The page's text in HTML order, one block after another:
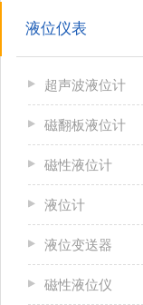
液位仪表
超声波液位计
磁翻板液位计
磁性液位计
液位计
液位变送器
磁性液位仪